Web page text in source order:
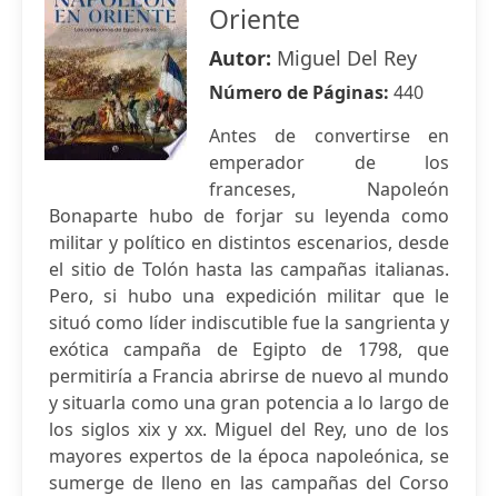
Oriente
Autor: Miguel Del Rey
Número de Páginas: 440
Antes de convertirse en
emperador de los
franceses, Napoleón
Bonaparte hubo de forjar su leyenda como
militar y político en distintos escenarios, desde
el sitio de Tolón hasta las campañas italianas.
Pero, si hubo una expedición militar que le
situó como líder indiscutible fue la sangrienta y
exótica campaña de Egipto de 1798, que
permitiría a Francia abrirse de nuevo al mundo
y situarla como una gran potencia a lo largo de
los siglos xix y xx. Miguel del Rey, uno de los
mayores expertos de la época napoleónica, se
sumerge de lleno en las campañas del Corso